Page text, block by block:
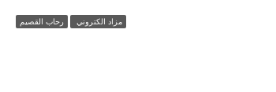
مزاد الكتروني رحاب القصيم